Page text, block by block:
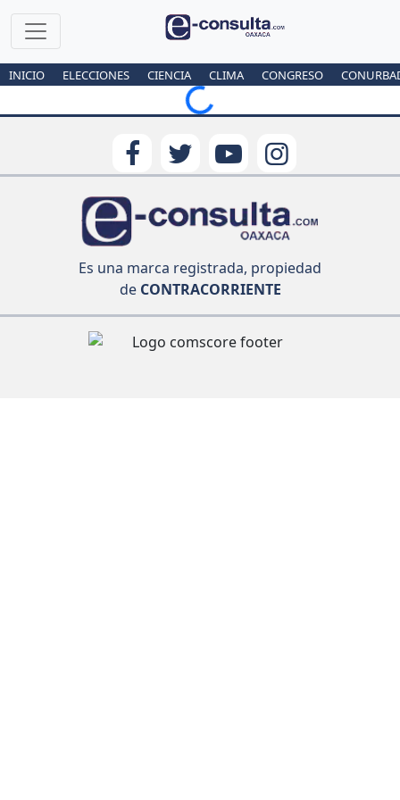
INICIO ELECCIONES CIENCIA CLIMA CONGRESO
Loading...
Es una marca registrada, propiedad
deCONTRACORRIENTE